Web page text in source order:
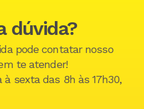
dúvida?
pode contatar nosso
te atender!
à sexta das 8h às 17h30,